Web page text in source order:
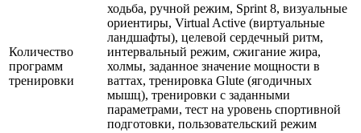
Количество
программ
тренировки
ходьба, ручной режим, Sprint 8, визуальные
ориентиры, Virtual Active (виртуальные
ландшафты), целевой сердечный ритм,
интервальный режим, сжигание жира,
холмы, заданное значение мощности в
ваттах, тренировка Glute (ягодичных
мышц), тренировки с заданными
параметрами, тест на уровень спортивной
подготовки, пользовательский режим